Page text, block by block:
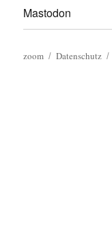
Mastodon
zoom Datenschutz